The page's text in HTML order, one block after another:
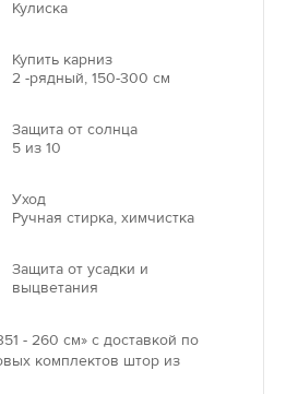
Кулиска
Купить карниз
2 -рядный, 150-300 см
Защита от солнца
5 из 10
Уход
Ручная стирка, химчистка
Защита от усадки и
выцветания
- 260 см» с доставкой по
комплектов штор из